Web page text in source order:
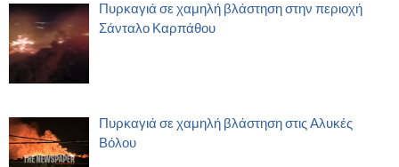
Πυρκαγιά σε χαμηλή βλάστηση στην περιοχή
Σάνταλο Καρπάθου
Πυρκαγιά σε χαμηλή βλάστηση στις Αλυκές
Βόλου